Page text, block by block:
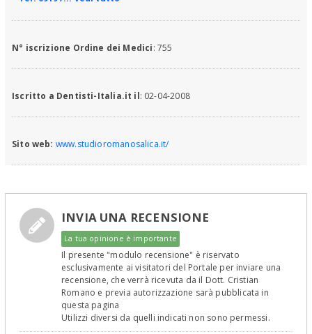
N° iscrizione Ordine dei Medici: 755
Iscritto a Dentisti-Italia.it il: 02-04-2008
Sito web: www.studioromanosalica.it/
INVIA UNA RECENSIONE
La tua opinione è importante
Il presente "modulo recensione" è riservato
esclusivamente ai visitatori del Portale per inviare una
recensione, che verrà ricevuta da il Dott. Cristian
Romano e previa autorizzazione sarà pubblicata in
questa pagina
Utilizzi diversi da quelli indicati non sono permessi.